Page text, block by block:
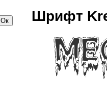
Ок Шрифт